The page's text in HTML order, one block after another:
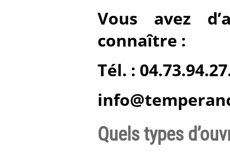
Vous avez
connaître :
Tél. :
Quels types